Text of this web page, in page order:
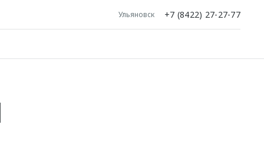
Ульяновск +7 (8422) 27-27-77